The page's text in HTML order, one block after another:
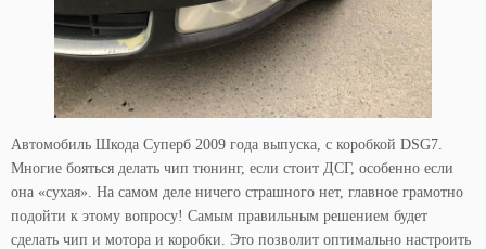
Автомобиль Шкода Суперб 2009 года выпуска, с коробкой DSG7.
Многие бояться делать чип тюнинг, если стоит ДСГ, особенно если
она «сухая». На самом деле ничего страшного нет, главное грамотно
подойти к этому вопросу! Самым правильным решением будет
сделать чип и мотора и коробки. Это позволит оптимально настроить